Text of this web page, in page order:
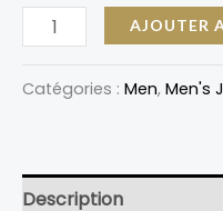
AJOUTER
Catégories : Men, Men's
Description